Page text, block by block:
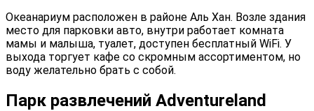
Океанариум расположен в районе Аль Хан. Возле здания
место для парковки авто, внутри работает комната
мамы и малыша, туалет, доступен бесплатный WiFi. У
выхода торгует кафе со скромным ассортиментом, но
воду желательно брать с собой.
Парк развлечений Adventureland